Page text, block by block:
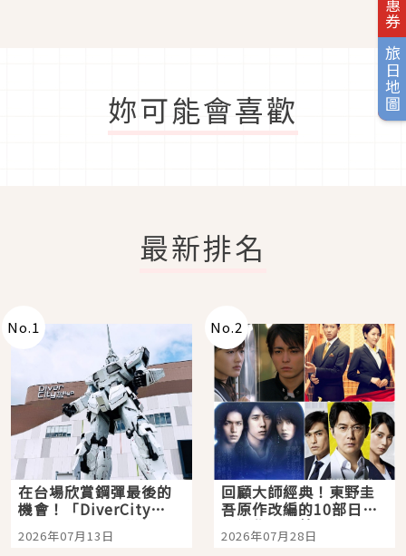
旅日地圖
妳可能會喜歡
最新排名
No.1
在台場欣賞鋼彈最後的
機會！「DiverCity
Tokyo Plaza」搭船、
購物、美食及夜景，一
2026年07月13日
No.2
回顧大師經典！東野圭
吾原作改編的10部日本
影視作品推薦
2026年07月28日